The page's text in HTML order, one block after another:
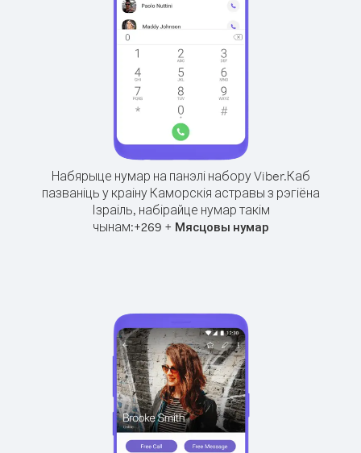
Набярыце нумар на панэлі набору Viber.Каб
пазваніць у краіну Каморскія астравы з рэгіёна
Ізраіль, набірайце нумар такім
чынам:+269 + Мясцовы нумар